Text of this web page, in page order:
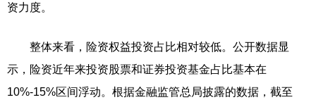
资力度。
整体来看，险资权益投资占比相对较低。公开数据显
示，险资近年来投资股票和证券投资基金占比基本在
10%-15%区间浮动。根据金融监管总局披露的数据，截至